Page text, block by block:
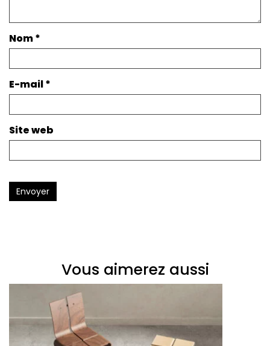
Nom*
E-mail*
Site web
Envoyer
Vous aimerez aussi